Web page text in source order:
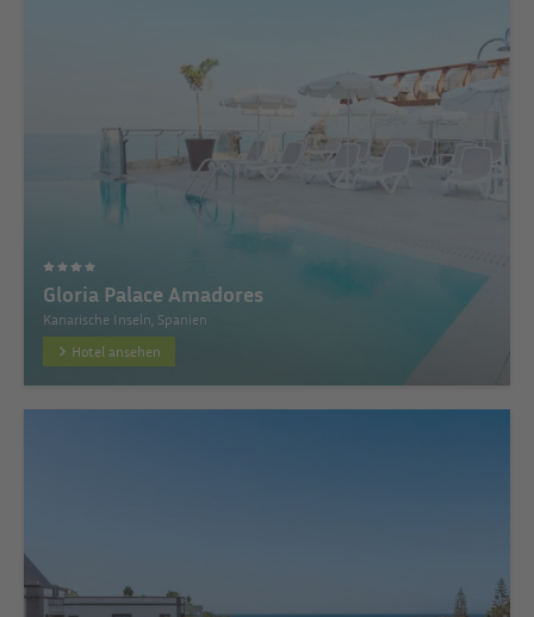
Gloria Palace Amadores
Kanarische Inseln, Spanien
Hotel ansehen